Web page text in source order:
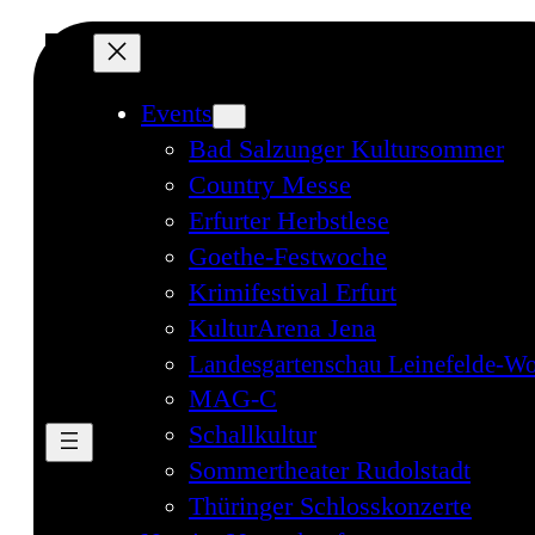
Events
Bad Salzunger Kultursommer
Country Messe
Erfurter Herbstlese
Goethe-Festwoche
Krimifestival Erfurt
KulturArena Jena
Landesgartenschau Leinefelde-
MAG-C
Schallkultur
Sommertheater Rudolstadt
Thüringer Schlosskonzerte